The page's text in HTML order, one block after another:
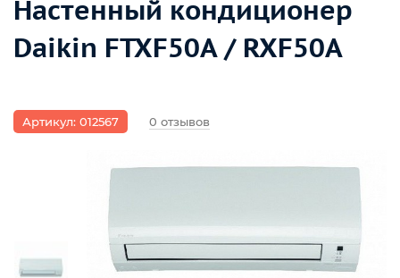
Настенный кондиционер
Daikin FTXF50A / RXF50A
Артикул: 012567 0 отзывов